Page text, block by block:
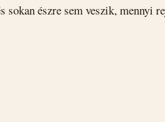
sokan észre sem veszik, mennyi